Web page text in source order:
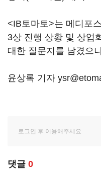
<IB토마토>는 메디포
3상 진행 상황 및 상업
대한 질문지를 남겼으
윤상록 기자
댓글 0